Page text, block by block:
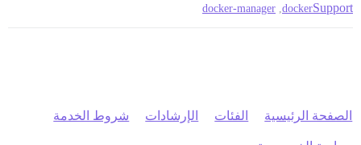
Support
docker
docker-manager
الصفحة الرئيسية الفئات الإرشادات شروط الخدمة